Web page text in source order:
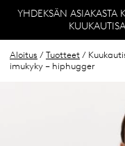
YHDEKSÄN ASIAKASTA
Aloitus / Tuotteet /
imukyky – hiphugger